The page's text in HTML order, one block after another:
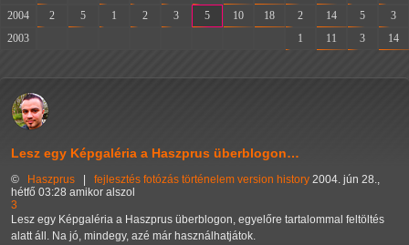
2004
2 5 1 2 3 5 10 18 2 14 5
3
2003
1 11 3 14
Lesz egy Képgaléria a Haszprus überblogon…
© Haszprus fejlesztés fotózás történelem version history 2004. jún 28.,
hétfő 03:28 amikor alszol
3
Lesz egy Képgaléria a Haszprus überblogon, egyelőre tartalommal feltöltés
alatt áll. Na jó, mindegy, azé már használhatjátok.